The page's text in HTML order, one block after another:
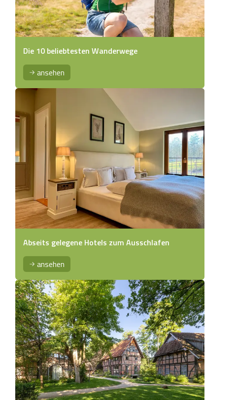
Die 10 beliebtesten Wanderwege
ansehen
Abseits gelegene Hotels zum Ausschlafen
ansehen